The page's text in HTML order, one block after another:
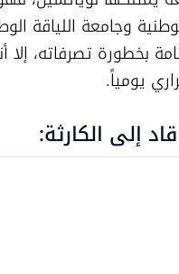
إلى الكارثة: